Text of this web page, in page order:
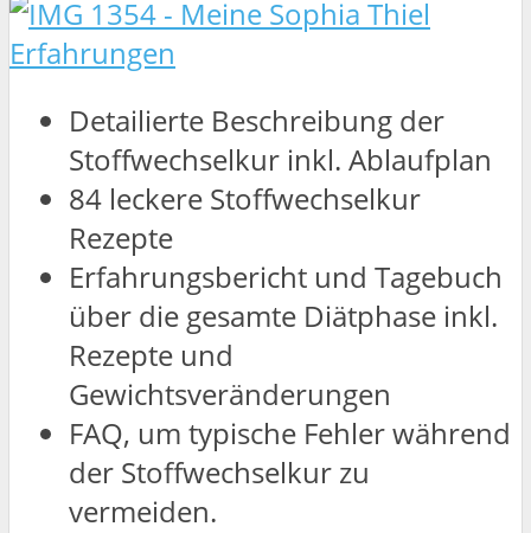
Detailierte Beschreibung der
Stoffwechselkur inkl. Ablaufplan
84 leckere Stoffwechselkur
Rezepte
Erfahrungsbericht und Tagebuch
über die gesamte Diätphase inkl.
Rezepte und
Gewichtsveränderungen
FAQ, um typische Fehler während
der Stoffwechselkur zu
vermeiden.